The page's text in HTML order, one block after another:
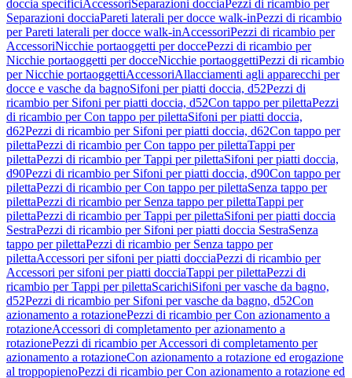
doccia specificiAccessoriSeparazioni docciaPezzi di ricambio per
Separazioni docciaPareti laterali per docce walk-inPezzi di ricambio
per Pareti laterali per docce walk-inAccessoriPezzi di ricambio per
AccessoriNicchie portaoggetti per doccePezzi di ricambio per
Nicchie portaoggetti per docceNicchie portaoggettiPezzi di ricambio
per Nicchie portaoggettiAccessoriAllacciamenti agli apparecchi per
docce e vasche da bagnoSifoni per piatti doccia, d52Pezzi di
ricambio per Sifoni per piatti doccia, d52Con tappo per pilettaPezzi
di ricambio per Con tappo per pilettaSifoni per piatti doccia,
d62Pezzi di ricambio per Sifoni per piatti doccia, d62Con tappo per
pilettaPezzi di ricambio per Con tappo per pilettaTappi per
pilettaPezzi di ricambio per Tappi per pilettaSifoni per piatti doccia,
d90Pezzi di ricambio per Sifoni per piatti doccia, d90Con tappo per
pilettaPezzi di ricambio per Con tappo per pilettaSenza tappo per
pilettaPezzi di ricambio per Senza tappo per pilettaTappi per
pilettaPezzi di ricambio per Tappi per pilettaSifoni per piatti doccia
SestraPezzi di ricambio per Sifoni per piatti doccia SestraSenza
tappo per pilettaPezzi di ricambio per Senza tappo per
pilettaAccessori per sifoni per piatti docciaPezzi di ricambio per
Accessori per sifoni per piatti docciaTappi per pilettaPezzi di
ricambio per Tappi per pilettaScarichiSifoni per vasche da bagno,
d52Pezzi di ricambio per Sifoni per vasche da bagno, d52Con
azionamento a rotazionePezzi di ricambio per Con azionamento a
rotazioneAccessori di completamento per azionamento a
rotazionePezzi di ricambio per Accessori di completamento per
azionamento a rotazioneCon azionamento a rotazione ed erogazione
al troppopienoPezzi di ricambio per Con azionamento a rotazione ed